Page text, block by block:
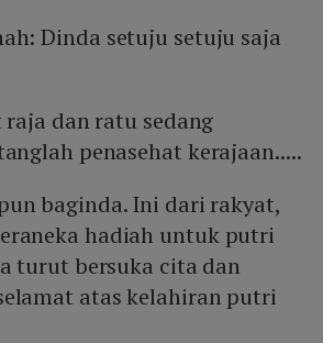
Dinda setuju setuju saja
raja dan ratu sedang
penasehat kerajaan.....
baginda. Ini dari rakyat,
hadiah untuk putri
turut bersuka cita dan
atas kelahiran putri